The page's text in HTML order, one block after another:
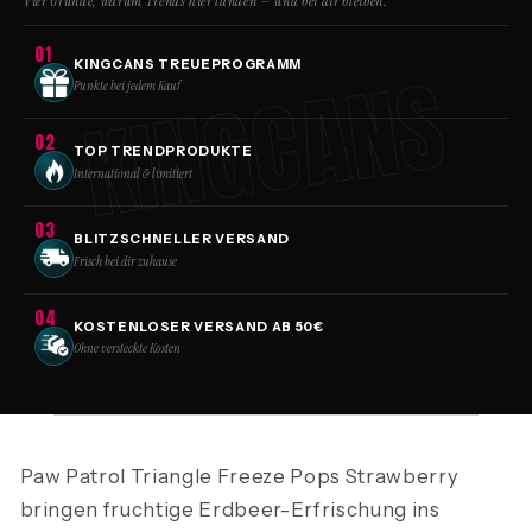
KINGCANS
01
KINGCANS TREUEPROGRAMM
Punkte bei jedem Kauf
02
TOP TRENDPRODUKTE
International & limitiert
03
BLITZSCHNELLER VERSAND
Frisch bei dir zuhause
04
KOSTENLOSER VERSAND AB 50€
Ohne versteckte Kosten
Paw Patrol Triangle Freeze Pops Strawberry
bringen fruchtige Erdbeer-Erfrischung ins